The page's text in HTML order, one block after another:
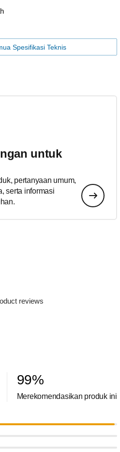
Spesifikasi Teknis
untuk
pertanyaan umum,
serta informasi
reviews
99%
Merekomendasikan produk ini